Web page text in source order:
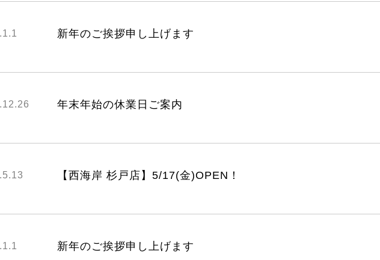
新年のご挨拶申し上げます
年末年始の休業日ご案内
【西海岸 杉戸店】5/17(金)OPEN！
新年のご挨拶申し上げます